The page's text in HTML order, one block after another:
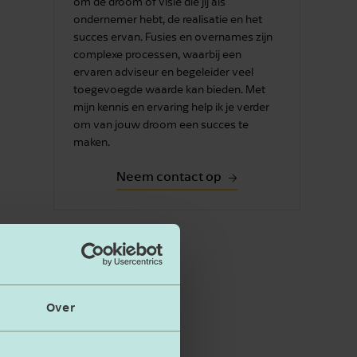
Over
ondernemer hebt, de realisatie en het
succes ervan. Fusies en overnames zijn
complexe processen, waarbij een
ervaren adviseur en begeleider veel
toegevoegde waarde kan bieden. Met
mijn kennis en ervaring help ik je verder
om van jouw droom een succes te
maken.
Neem contact op